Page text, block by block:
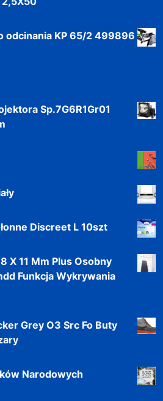
odcinania KP 65/2 499896
Sp.7G6R1Gr01
Discreet L 10szt
X 11 Mm Plus Osobny
Funkcja Wykrywania
Grey O3 Src Fo Buty
Narodowych